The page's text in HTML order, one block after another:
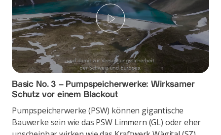
Play
Basic No. 3 – Pumpspeicherwerke: Wirksamer
Schutz vor einem Blackout
Pumpspeicherwerke (PSW) können gigantische
Bauwerke sein wie das PSW Limmern (GL) oder eher